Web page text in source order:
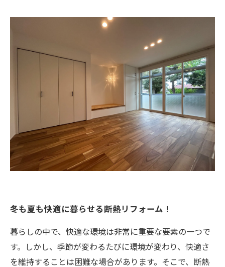
冬も夏も快適に暮らせる断熱リフォーム！
暮らしの中で、快適な環境は非常に重要な要素の一つで
す。しかし、季節が変わるたびに環境が変わり、快適さ
を維持することは困難な場合があります。そこで、断熱